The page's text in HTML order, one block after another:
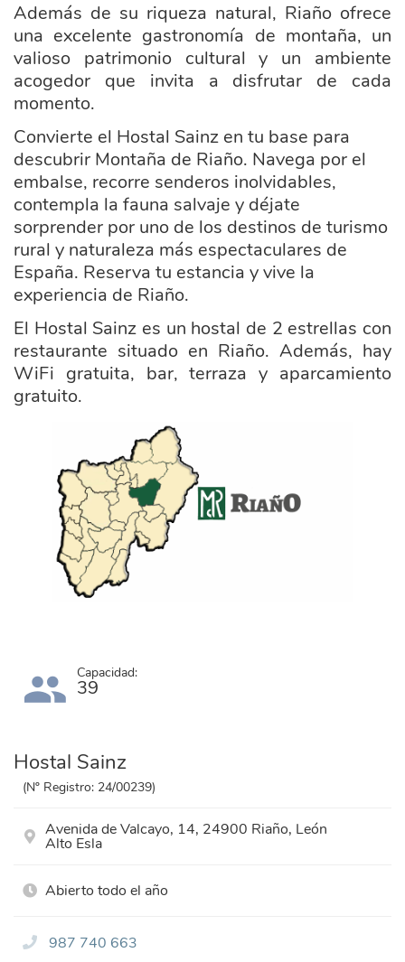
Además de su riqueza natural, Riaño ofrece
una excelente gastronomía de montaña, un
valioso patrimonio cultural y un ambiente
acogedor que invita a disfrutar de cada
momento.
Convierte el Hostal Sainz en tu base para
descubrir Montaña de Riaño. Navega por el
embalse, recorre senderos inolvidables,
contempla la fauna salvaje y déjate
sorprender por uno de los destinos de turismo
rural y naturaleza más espectaculares de
España. Reserva tu estancia y vive la
experiencia de Riaño.
El Hostal Sainz es un hostal de 2 estrellas con
restaurante situado en Riaño. Además, hay
WiFi gratuita, bar, terraza y aparcamiento
gratuito.
ayuntamiento_riano.png
Capacidad:
39
Hostal Sainz
(Nº Registro: 24/00239)
Avenida de Valcayo, 14, 24900 Riaño, León
Alto Esla
Abierto todo el año
987 740 663